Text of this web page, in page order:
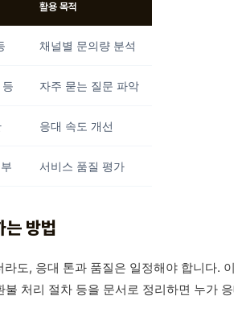
활용 목적
채널별 문의량 분석
자주 묻는 질문 파악
응대 속도 개선
서비스 품질 평가
는 방법
도, 응대 톤과 품질은 일정해야 합니다.
처리 절차 등을 문서로 정리하면 누가